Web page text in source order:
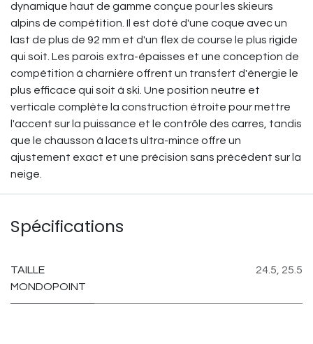
dynamique haut de gamme conçue pour les skieurs
alpins de compétition. Il est doté d'une coque avec un
last de plus de 92 mm et d'un flex de course le plus rigide
qui soit. Les parois extra-épaisses et une conception de
compétition à charnière offrent un transfert d'énergie le
plus efficace qui soit à ski. Une position neutre et
verticale complète la construction étroite pour mettre
l'accent sur la puissance et le contrôle des carres, tandis
que le chausson à lacets ultra-mince offre un
ajustement exact et une précision sans précédent sur la
neige.
Spécifications
TAILLE
MONDOPOINT
24.5 25.5